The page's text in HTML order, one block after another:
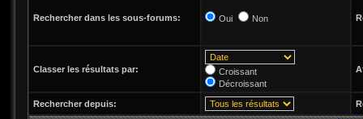
Rechercher dans les sous-forums: Oui Non
Classer les résultats par:
Croissant
Décroissant
Rechercher depuis: